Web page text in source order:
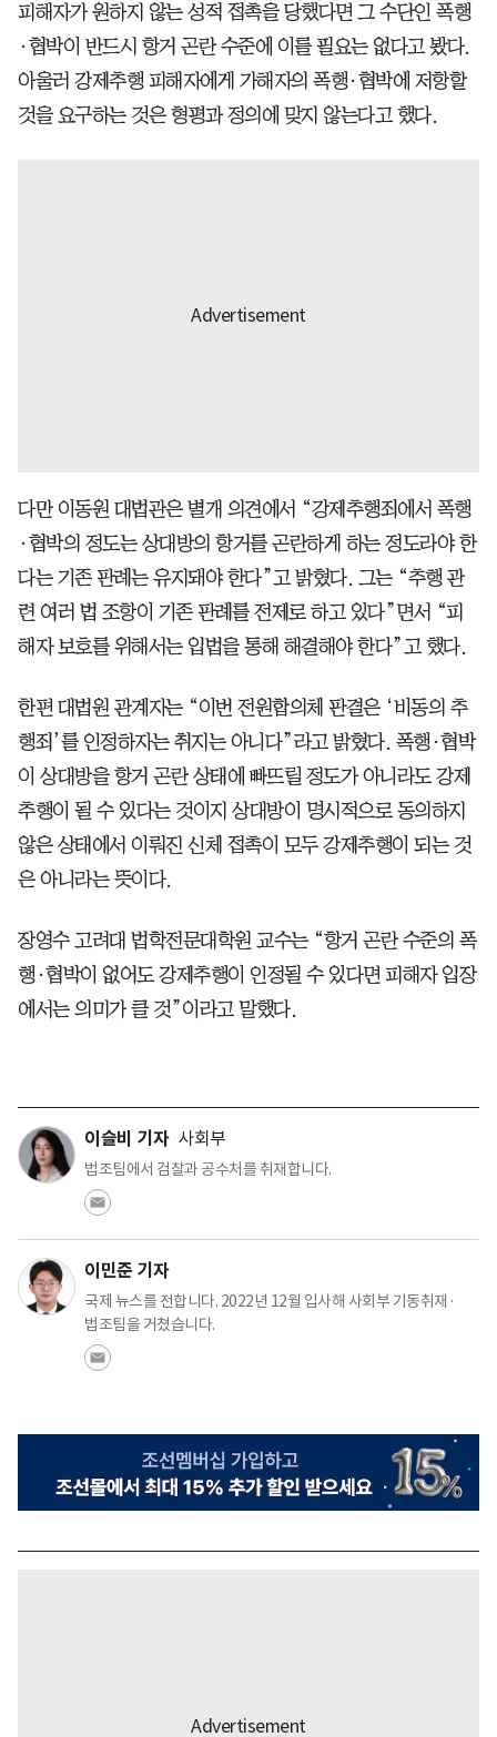
피해자가 원하지 않는 성적 접촉을 당했다면 그 수단인 폭행
·협박이 반드시 항거 곤란 수준에 이를 필요는 없다고 봤다.
아울러 강제추행 피해자에게 가해자의 폭행·협박에 저항할
것을 요구하는 것은 형평과 정의에 맞지 않는다고 했다.
다만 이동원 대법관은 별개 의견에서 “강제추행죄에서 폭행
·협박의 정도는 상대방의 항거를 곤란하게 하는 정도라야 한
다는 기존 판례는 유지돼야 한다”고 밝혔다. 그는 “추행 관
련 여러 법 조항이 기존 판례를 전제로 하고 있다”면서 “피
해자 보호를 위해서는 입법을 통해 해결해야 한다”고 했다.
한편 대법원 관계자는 “이번 전원합의체 판결은 ‘비동의 추
행죄’를 인정하자는 취지는 아니다”라고 밝혔다. 폭행·협박
이 상대방을 항거 곤란 상태에 빠뜨릴 정도가 아니라도 강제
추행이 될 수 있다는 것이지 상대방이 명시적으로 동의하지
않은 상태에서 이뤄진 신체 접촉이 모두 강제추행이 되는 것
은 아니라는 뜻이다.
장영수 고려대 법학전문대학원 교수는 “항거 곤란 수준의 폭
행·협박이 없어도 강제추행이 인정될 수 있다면 피해자 입장
에서는 의미가 클 것”이라고 말했다.
이슬비 기자 사회부
법조팀에서 검찰과 공수처를 취재합니다.
이민준 기자
국제 뉴스를 전합니다. 2022년 12월 입사해 사회부 기동취재·
법조팀을 거쳤습니다.